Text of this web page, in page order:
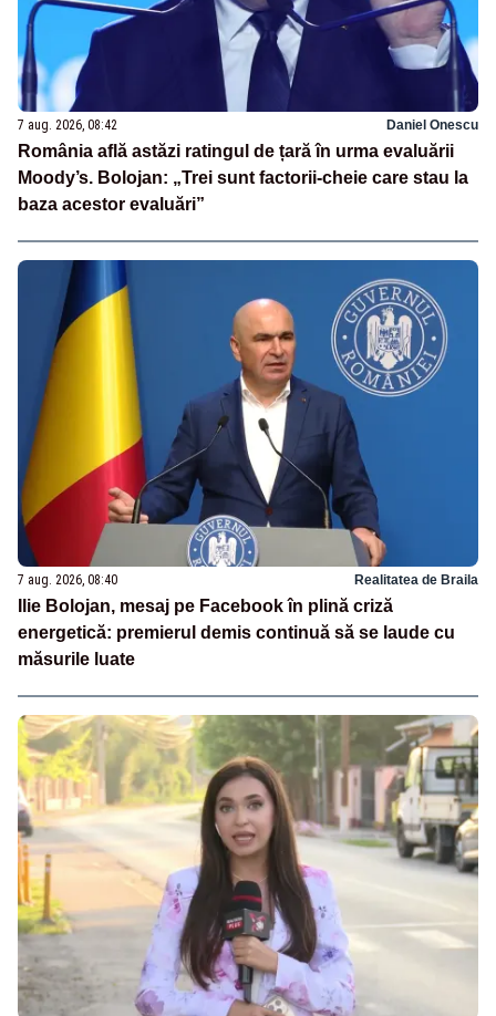
7 aug. 2026, 08:42 Daniel Onescu
România află astăzi ratingul de țară în urma evaluării
Moody’s. Bolojan: „Trei sunt factorii-cheie care stau la
baza acestor evaluări”
7 aug. 2026, 08:40 Realitatea de Braila
Ilie Bolojan, mesaj pe Facebook în plină criză
energetică: premierul demis continuă să se laude cu
măsurile luate